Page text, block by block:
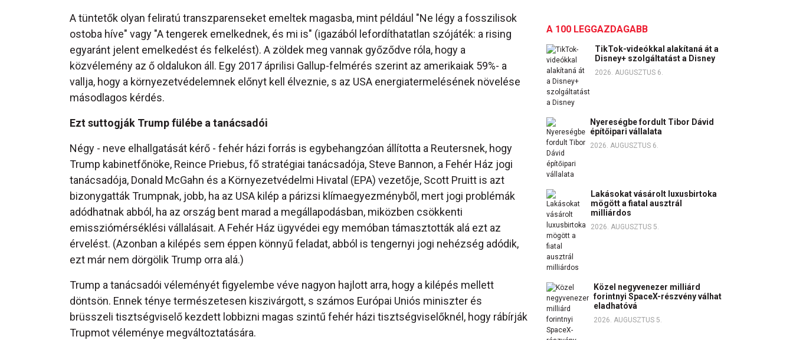
A tüntetők olyan feliratú transzparenseket emeltek magasba, mint például "Ne légy a fosszilisok
ostoba híve" vagy "A tengerek emelkednek, és mi is" (igazából lefordíthatatlan szójáték: a rising
egyaránt jelent emelkedést és felkelést). A zöldek meg vannak győződve róla, hogy a
közvélemény az ő oldalukon áll. Egy 2017 áprilisi Gallup-felmérés szerint az amerikaiak 59%- a
vallja, hogy a környezetvédelemnek előnyt kell élveznie, s az USA energiatermelésének növelése
másodlagos kérdés.
Ezt suttogják Trump fülébe a tanácsadói
Négy - neve elhallgatását kérő - fehér házi forrás is egybehangzóan állította a Reutersnek, hogy
Trump kabinetfőnöke, Reince Priebus, fő stratégiai tanácsadója, Steve Bannon, a Fehér Ház jogi
tanácsadója, Donald McGahn és a Környezetvédelmi Hivatal (EPA) vezetője, Scott Pruitt is azt
bizonygatták Trumpnak, jobb, ha az USA kilép a párizsi klímaegyezményből, mert jogi problémák
adódhatnak abból, ha az ország bent marad a megállapodásban, miközben csökkenti
emissziómérséklési vállalásait. A Fehér Ház ügyvédei egy memóban támasztották alá ezt az
érvelést. (Azonban a kilépés sem éppen könnyű feladat, abból is tengernyi jogi nehézség adódik,
ezt már nem dörgölik Trump orra alá.)
Trump a tanácsadói véleményét figyelembe véve nagyon hajlott arra, hogy a kilépés mellett
döntsön. Ennek ténye természetesen kiszivárgott, s számos Európai Uniós miniszter és
brüsszeli tisztségviselő kezdett lobbizni magas szintű fehér házi tisztségviselőknél, hogy rábírják
Trupmot véleménye megváltoztatására.
A 100 LEGGAZDAGABB
TikTok-videókkal alakítaná át a
Disney+ szolgáltatást a Disney
2026. AUGUSZTUS 6.
Nyereségbe fordult Tibor Dávid
építőipari vállalata
2026. AUGUSZTUS 6.
Lakásokat vásárolt luxusbirtoka
mögött a fiatal ausztrál
milliárdos
2026. AUGUSZTUS 5.
Közel negyvenezer milliárd
forintnyi SpaceX-részvény válhat
eladhatóvá
2026. AUGUSZTUS 5.